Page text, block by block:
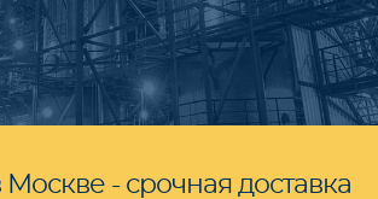
Москве - срочная доставка